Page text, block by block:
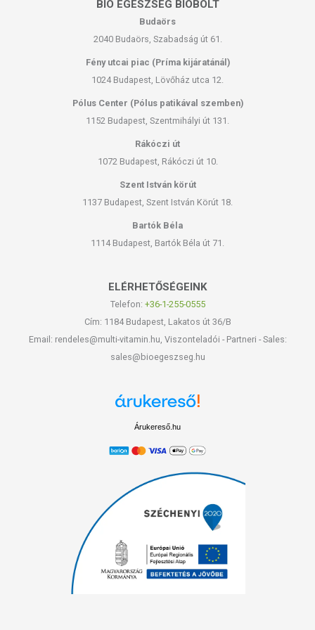
BIO EGÉSZSÉG BIOBOLT
Budaörs
2040 Budaörs, Szabadság út 61.
Fény utcai piac (Príma kijáratánál)
1024 Budapest, Lövőház utca 12.
Pólus Center (Pólus patikával szemben)
1152 Budapest, Szentmihályi út 131.
Rákóczi út
1072 Budapest, Rákóczi út 10.
Szent István körút
1137 Budapest, Szent István Körút 18.
Bartók Béla
1114 Budapest, Bartók Béla út 71.
ELÉRHETŐSÉGEINK
Telefon: +36-1-255-0555
Cím: 1184 Budapest, Lakatos út 36/B
Email: rendeles@multi-vitamin.hu, Viszonteladói - Partneri - Sales:
sales@bioegeszseg.hu
Árukereső.hu